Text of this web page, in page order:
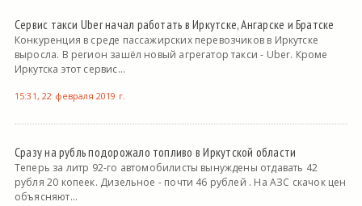
Сервис такси Uber начал работать в Иркутске, Ангарске и Братске
Конкуренция в среде пассажирских перевозчиков в Иркутске
выросла. В регион зашёл новый агрегатор такси - Uber. Кроме
Иркутска этот сервис...
15:31, 22 февраля 2019 г.
Сразу на рубль подорожало топливо в Иркутской области
Теперь за литр 92-го автомобилисты вынуждены отдавать 42
рубля 20 копеек. Дизельное - почти 46 рублей . На АЗС скачок цен
объясняют...